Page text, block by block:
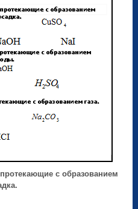
с образованием